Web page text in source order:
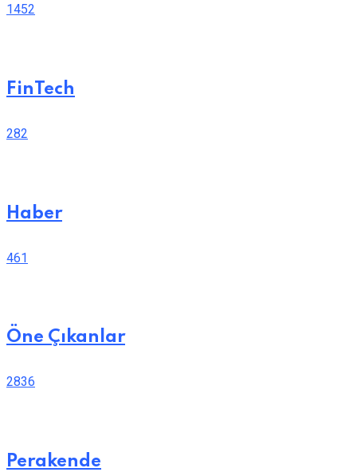
1452
FinTech
282
Haber
461
Öne Çıkanlar
2836
Perakende